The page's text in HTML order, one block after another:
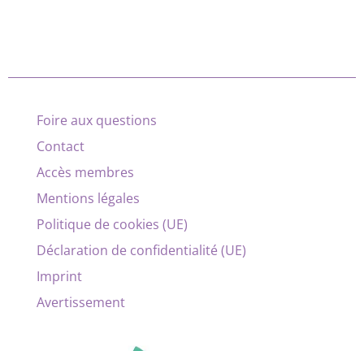
Foire aux questions
Contact
Accès membres
Mentions légales
Politique de cookies (UE)
Déclaration de confidentialité (UE)
Imprint
Avertissement